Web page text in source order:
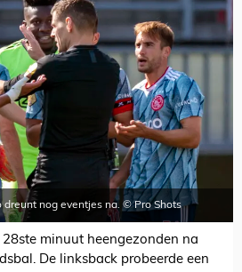
dreunt nog eventjes na. © Pro Shots
minuut heengezonden na
De linksback probeerde een